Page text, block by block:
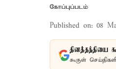
கோப்புப்படம்
Published on: 08
தினத்தந்தியை
கூகுள்